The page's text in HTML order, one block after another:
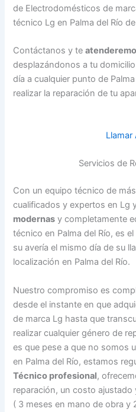
de Electrodomésticos de
técnico Lg en Palma del Río
Contáctanos y te
desplazándonos a tu
día a cualquier punto de
realizar la reparación de tu
Llamar
Servicios de
Con un equipo técnico de
cualificados y expertos en Lg
modernas y completamente
técnico en Palma del Río, es
su avería el mismo día de su
localización en Palma del Río.
Nuestro compromiso es
desde el instante en que
de marca Lg hasta que
realizar cualquier género de
es que pese a que no somos
en Palma del Río, estamos
Técnico profesional,
reparación, un costo
( 3 meses en mano de obra y